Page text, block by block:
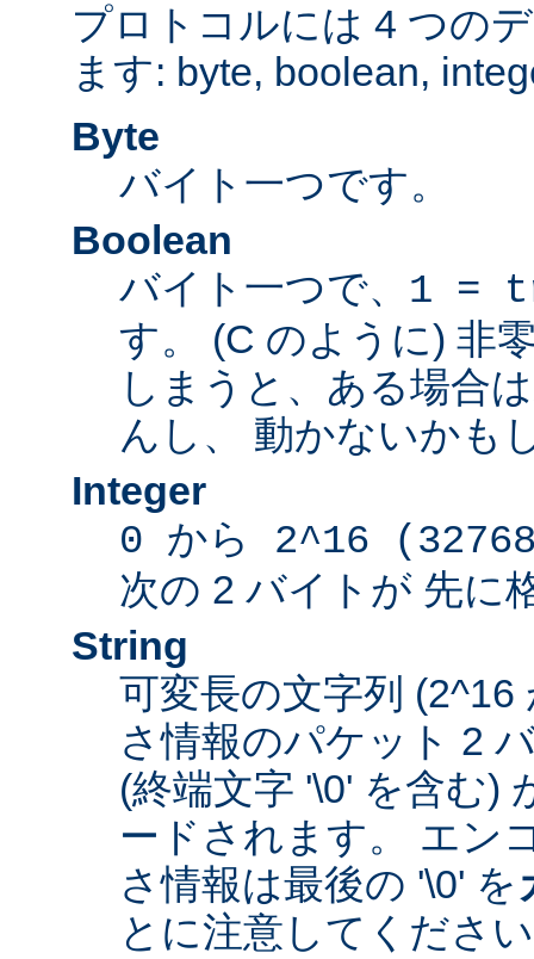
プロトコルには 4 つの
ます: byte, boolean,
Byte
バイト一つです。
Boolean
バイト一つで、 1 =
す。 (C のように) 非
しまうと、ある場合
んし、 動かないかも
Integer
0 から 2^16
次の 2 バイトが 先に
String
可変長の文字列 (2^16
さ情報のパケット 2
(終端文字 '\0' を含む)
ードされます。 エン
さ情報は最後の '\0' を
とに注意してくだ